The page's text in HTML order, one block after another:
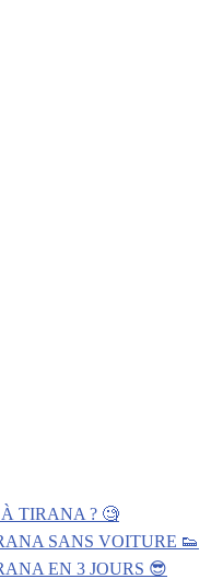
TIRANA ? 🧐
SANS VOITURE 👟
EN 3 JOURS 😎